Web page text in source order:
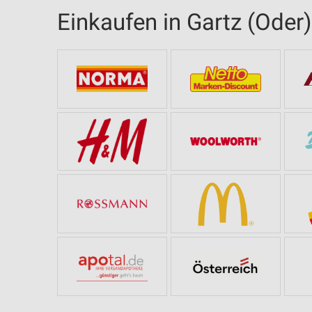
Einkaufen in Gartz (Oder)